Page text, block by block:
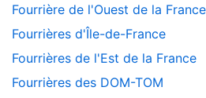
Fourrière de l'Ouest de la France
Fourrières d'Île-de-France
Fourrières de l'Est de la France
Fourrières des DOM-TOM